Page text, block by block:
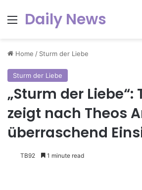
Menu
Daily News
Home / Sturm der Liebe
Sturm der Liebe
„Sturm der Liebe“:
zeigt nach Theos
überraschend
TB92 1 minute read